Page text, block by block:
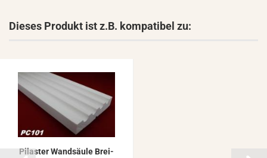
Dieses Produkt ist z.B. kompatibel zu:
Pi­las­ter Wand­säu­le Brei­